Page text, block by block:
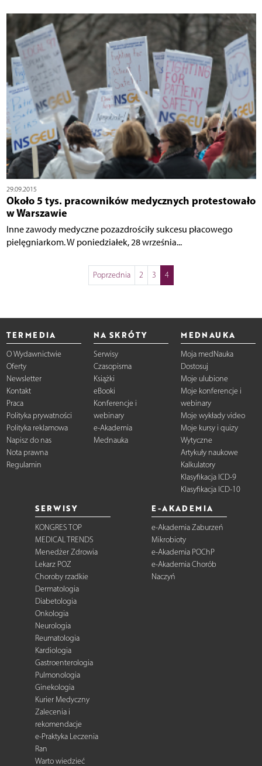
29.09.2015
Około 5 tys. pracowników medycznych protestowało
w Warszawie
Inne zawody medyczne pozazdrościły sukcesu płacowego
pielęgniarkom. W poniedziałek, 28 września...
Poprzednia 2 3 4
TERMEDIA
O Wydawnictwie
Oferty
Newsletter
Kontakt
Praca
Polityka prywatności
Polityka reklamowa
Napisz do nas
Nota prawna
Regulamin
NA SKRÓTY
Serwisy
Czasopisma
Książki
eBooki
Konferencje i
webinary
e-Akademia
Mednauka
MEDNAUKA
Moja medNauka
Dostosuj
Moje ulubione
Moje konferencje i
webinary
Moje wykłady video
Moje kursy i quizy
Wytyczne
Artykuły naukowe
Kalkulatory
Klasyfikacja ICD-9
Klasyfikacja ICD-10
SERWISY
KONGRES TOP
MEDICAL TRENDS
Menedżer Zdrowia
Lekarz POZ
Choroby rzadkie
Dermatologia
Diabetologia
Onkologia
Neurologia
Reumatologia
Kardiologia
Gastroenterologia
Pulmonologia
Ginekologia
Kurier Medyczny
Zalecenia i
rekomendacje
e-Praktyka Leczenia
Ran
Warto wiedzieć
E-AKADEMIA
e-Akademia Zaburzeń
Mikrobioty
e-Akademia POChP
e-Akademia Chorób
Naczyń